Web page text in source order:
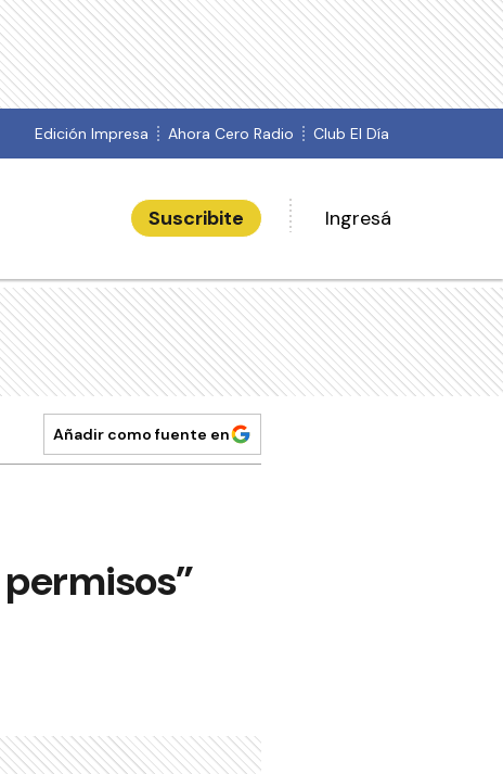
Edición Impresa Ahora Cero Radio Club El Día
Suscribite Ingresá
Añadir como fuente en